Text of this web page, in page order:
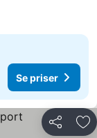
Se priser
Del